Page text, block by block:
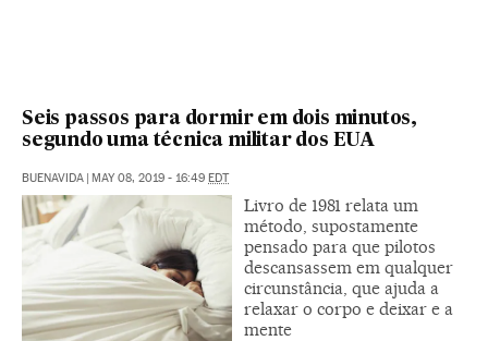
Seis passos para dormir em dois minutos,
segundo uma técnica militar dos EUA
BUENAVIDA | MAY 08, 2019 - 16:49 EDT
Livro de 1981 relata um
método, supostamente
pensado para que pilotos
descansassem em qualquer
circunstância, que ajuda a
relaxar o corpo e deixar e a
mente